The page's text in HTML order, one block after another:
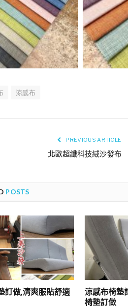
涼感布
PREVIOUS ARTICLE
北歐超纖科技絨沙發布
POSTS
訂做,清爽服貼舒適
涼感布椅墊
椅墊訂做